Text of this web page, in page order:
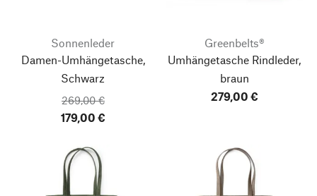
Sonnenleder
Damen-Umhängetasche,
Schwarz
269,00 €
179,00 €
Greenbelts®
Umhängetasche Rindleder,
braun
279,00 €